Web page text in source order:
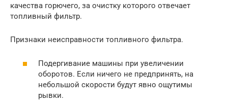
качества горючего, за очистку которого отвечает
топливный фильтр.
Признаки неисправности топливного фильтра.
Подергивание машины при увеличении
оборотов. Если ничего не предпринять, на
небольшой скорости будут явно ощутимы
рывки.